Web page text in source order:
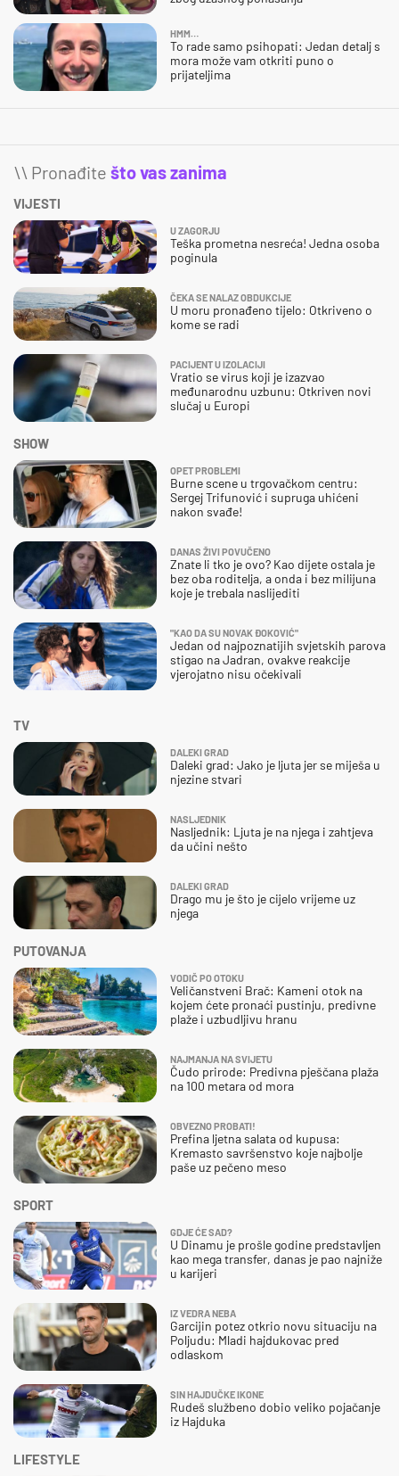
HMM…
To rade samo psihopati: Jedan detalj s
mora može vam otkriti puno o
prijateljima
\\ Pronađite što vas zanima
VIJESTI
U ZAGORJU
Teška prometna nesreća! Jedna osoba
poginula
ČEKA SE NALAZ OBDUKCIJE
U moru pronađeno tijelo: Otkriveno o
kome se radi
PACIJENT U IZOLACIJI
Vratio se virus koji je izazvao
međunarodnu uzbunu: Otkriven novi
slučaj u Europi
SHOW
OPET PROBLEMI
Burne scene u trgovačkom centru:
Sergej Trifunović i supruga uhićeni
nakon svađe!
DANAS ŽIVI POVUČENO
Znate li tko je ovo? Kao dijete ostala je
bez oba roditelja, a onda i bez milijuna
koje je trebala naslijediti
"KAO DA SU NOVAK ĐOKOVIĆ"
Jedan od najpoznatijih svjetskih parova
stigao na Jadran, ovakve reakcije
vjerojatno nisu očekivali
SPORT
GDJE ĆE SAD?
U Dinamu je prošle godine predstavljen
kao mega transfer, danas je pao najniže
u karijeri
IZ VEDRA NEBA
Garcijin potez otkrio novu situaciju na
Poljudu: Mladi hajdukovac pred
odlaskom
SIN HAJDUČKE IKONE
Rudeš službeno dobio veliko pojačanje
iz Hajduka
TV
DALEKI GRAD
Daleki grad: Jako je ljuta jer se miješa u
njezine stvari
NASLJEDNIK
Nasljednik: Ljuta je na njega i zahtjeva
da učini nešto
DALEKI GRAD
Drago mu je što je cijelo vrijeme uz
njega
PUTOVANJA
VODIČ PO OTOKU
Veličanstveni Brač: Kameni otok na
kojem ćete pronaći pustinju, predivne
plaže i uzbudljivu hranu
NAJMANJA NA SVIJETU
Čudo prirode: Predivna pješčana plaža
na 100 metara od mora
OBVEZNO PROBATI!
Prefina ljetna salata od kupusa:
Kremasto savršenstvo koje najbolje
paše uz pečeno meso
LIFESTYLE